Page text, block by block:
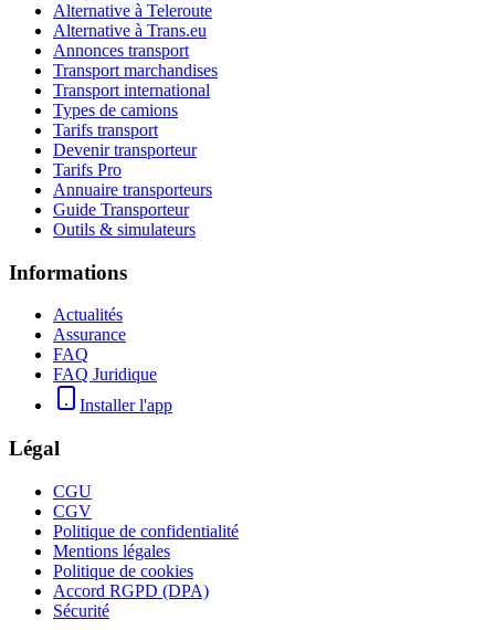
Alternative à Teleroute
Alternative à Trans.eu
Annonces transport
Transport marchandises
Transport international
Types de camions
Tarifs transport
Devenir transporteur
Tarifs Pro
Annuaire transporteurs
Guide Transporteur
Outils & simulateurs
Informations
Actualités
Assurance
FAQ
FAQ Juridique
Installer l'app
Légal
CGU
CGV
Politique de confidentialité
Mentions légales
Politique de cookies
Accord RGPD (DPA)
Sécurité